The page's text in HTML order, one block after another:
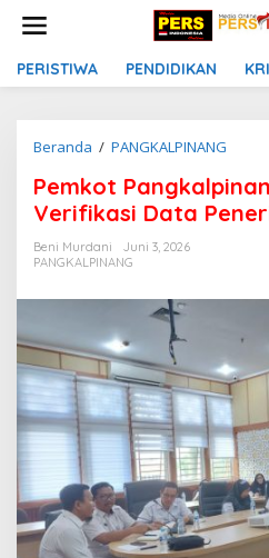
t
PERISTIWA PENDIDIKAN
Beranda / PANGKALPINANG
m
k
o
a
l
p
i
n
a
n
g
P
e
Pemkot
Verifikasi Data
Beni Murdani
Juni 3, 2026
PANGKALPINANG